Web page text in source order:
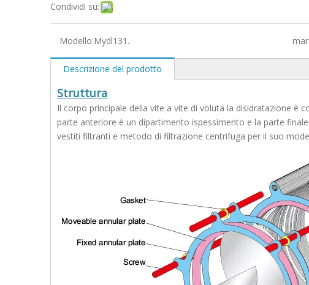
Condividi su:
Modello:Mydl131.
Descrizione del prodotto
Struttura
Il corpo principale della vite a vite di voluta la disidratazione è
parte anteriore è un dipartimento ispessimento e la parte
vestiti filtranti e metodo di filtrazione centrifuga per il suo